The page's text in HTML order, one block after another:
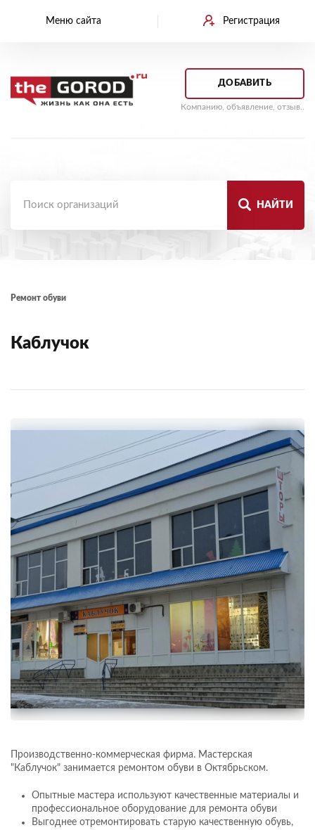
Меню сайта Регистрация
ДОБАВИТЬ
Компанию, объявление, отзыв..
НАЙТИ
Ремонт обуви
Каблучок
​Производственно-коммерческая фирма. Мастерская
"Каблучок" занимается ремонтом обуви в Октябрьском.
Опытные мастера используют качественные материалы и
профессиональное оборудование для ремонта обуви
Выгоднее отремонтировать старую качественную обувь,